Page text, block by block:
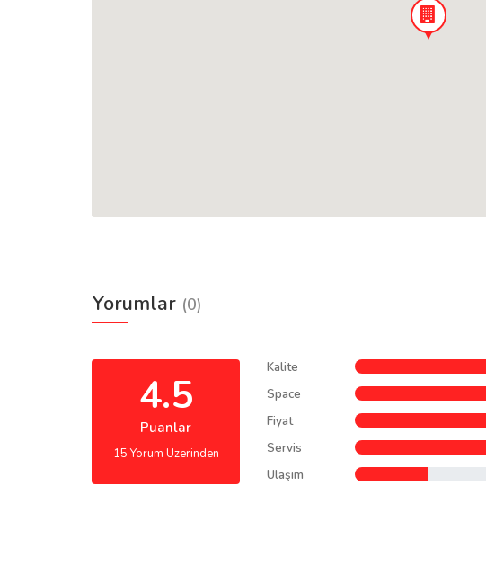
Yorumlar (0)
4.5
Puanlar
15 Yorum Uzerinden
Kalite
Space
Fiyat
Servis
Ulaşım